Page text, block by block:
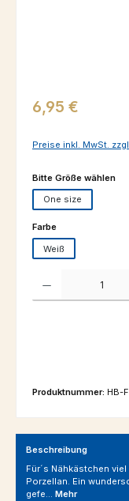
Regulärer Preis:
6,95 €
Preise inkl. MwSt.
Bitte Größe wählen
One size
Farbeauswählen
Weiß
Produktnummer: HB-
Beschreibung
Für´s Nähkästchen
Porzellan. Ein
gefe… Mehr